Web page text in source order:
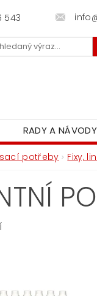
543
RADY A NÁVODY
potřeby Fixy,